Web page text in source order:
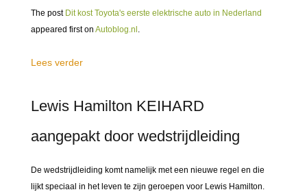
The post Dit kost Toyota's eerste elektrische auto in Nederland
appeared first on Autoblog.nl .
Lees verder
Lewis Hamilton KEIHARD
aangepakt door wedstrijdleiding
De wedstrijdleiding komt namelijk met een nieuwe regel en die
lijkt speciaal in het leven te zijn geroepen voor Lewis Hamilton.